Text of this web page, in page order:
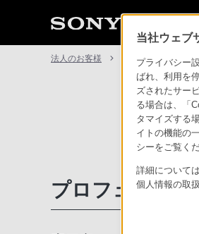
法人のお客様 サポート・お問い合
プロフェッショ
当社ウェブ
プライバシー
ばれ、利用を
ズされたサー
る場合は、「
タマイズする
イトの機能の
シーをご覧く
詳細について
個人情報の取